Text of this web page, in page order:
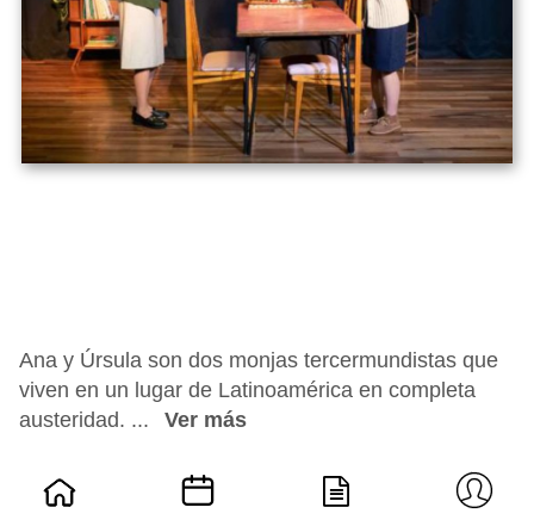
Ana y Úrsula son dos monjas tercermundistas que
viven en un lugar de Latinoamérica en completa
austeridad. ...
Ver más